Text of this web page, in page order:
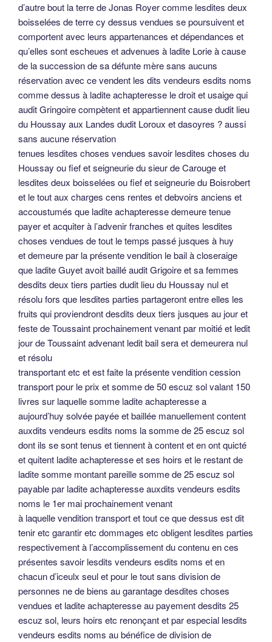
d’autre bout la terre de Jonas Royer comme lesdites deux
boisselées de terre cy dessus vendues se poursuivent et
comportent avec leurs appartenances et dépendances et
qu’elles sont escheues et advenues à ladite Lorie à cause
de la succession de sa défunte mère sans aucuns
réservation avec ce vendent les dits vendeurs esdits noms
comme dessus à ladite achapteresse le droit et usaige qui
audit Gringoire compètent et appartiennent cause dudit lieu
du Houssay aux Landes dudit Loroux et dasoyres ? aussi
sans aucune réservation
tenues lesdites choses vendues savoir lesdites choses du
Houssay ou fief et seigneurie du sieur de Carouge et
lesdites deux boisselées ou fief et seigneurie du Boisrobert
et le tout aux charges cens rentes et debvoirs anciens et
accoustumés que ladite achapteresse demeure tenue
payer et acquiter à l’advenir franches et quites lesdites
choses vendues de tout le temps passé jusques à huy
et demeure par la présente vendition le bail à closeraige
que ladite Guyet avoit baillé audit Grigoire et sa femmes
desdits deux tiers parties dudit lieu du Houssay nul et
résolu fors que lesdites parties partageront entre elles les
fruits qui proviendront desdits deux tiers jusques au jour et
feste de Toussaint prochainement venant par moitié et ledit
jour de Toussaint advenant ledit bail sera et demeurera nul
et résolu
transportant etc et est faite la présente vendition cession
transport pour le prix et somme de 50 escuz sol valant 150
livres sur laquelle somme ladite achapteresse a
aujourd’huy solvée payée et baillée manuellement content
auxdits vendeurs esdits noms la somme de 25 escuz sol
dont ils se sont tenus et tiennent à content et en ont quicté
et quitent ladite achapteresse et ses hoirs et le restant de
ladite somme montant pareille somme de 25 escuz sol
payable par ladite achapteresse auxdits vendeurs esdits
noms le 1er mai prochainement venant
à laquelle vendition transport et tout ce que dessus est dit
tenir etc garantir etc dommages etc obligent lesdites parties
respectivement à l’accomplissement du contenu en ces
présentes savoir lesdits vendeurs esdits noms et en
chacun d’iceulx seul et pour le tout sans division de
personnes ne de biens au garantage desdites choses
vendues et ladite achapteresse au payement desdits 25
escuz sol, leurs hoirs etc renonçant et par especial lesdits
vendeurs esdits noms au bénéfice de division de